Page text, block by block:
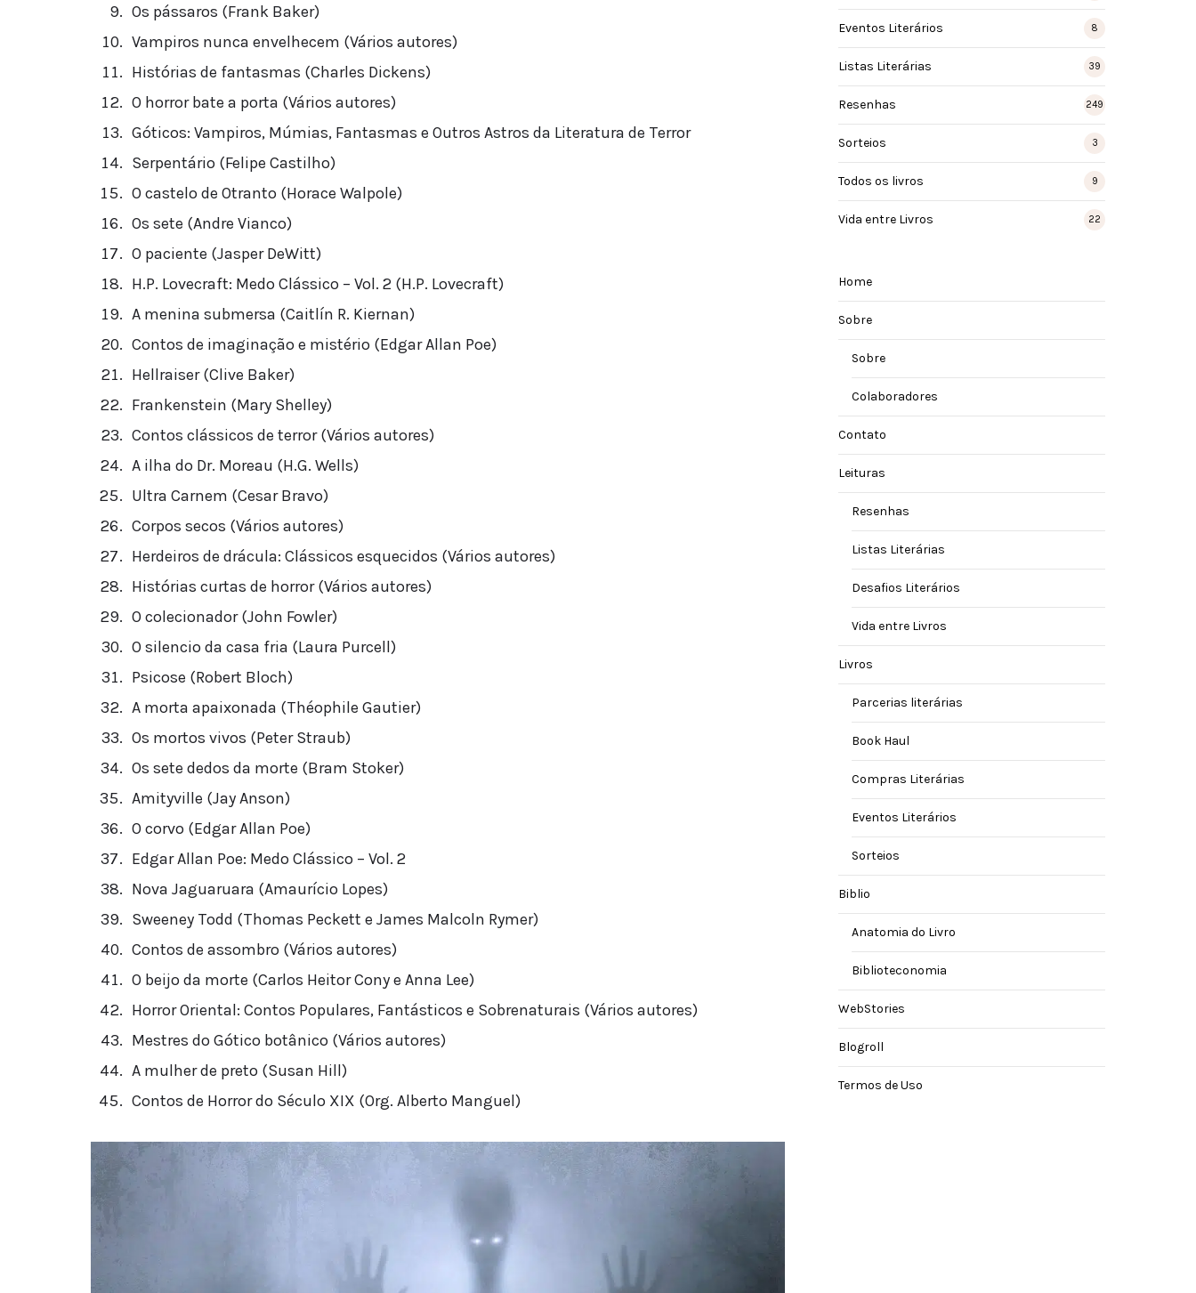
Os pássaros (Frank Baker)
Vampiros nunca envelhecem (Vários autores)
Histórias de fantasmas (Charles Dickens)
O horror bate a porta (Vários autores)
Góticos: Vampiros, Múmias, Fantasmas e Outros Astros da Literatura de Terror
Serpentário (Felipe Castilho)
O castelo de Otranto (Horace Walpole)
Os sete (Andre Vianco)
O paciente (Jasper DeWitt)
H.P. Lovecraft: Medo Clássico – Vol. 2 (H.P. Lovecraft)
A menina submersa (Caitlín R. Kiernan)
Contos de imaginação e mistério (Edgar Allan Poe)
Hellraiser (Clive Baker)
Frankenstein (Mary Shelley)
Contos clássicos de terror (Vários autores)
A ilha do Dr. Moreau (H.G. Wells)
Ultra Carnem (Cesar Bravo)
Corpos secos (Vários autores)
Herdeiros de drácula: Clássicos esquecidos (Vários autores)
Histórias curtas de horror (Vários autores)
O colecionador (John Fowler)
O silencio da casa fria (Laura Purcell)
Psicose (Robert Bloch)
A morta apaixonada (Théophile Gautier)
Os mortos vivos (Peter Straub)
Os sete dedos da morte (Bram Stoker)
Amityville (Jay Anson)
O corvo (Edgar Allan Poe)
Edgar Allan Poe: Medo Clássico – Vol. 2
Nova Jaguaruara (Amaurício Lopes)
Sweeney Todd (Thomas Peckett e James Malcoln Rymer)
Contos de assombro (Vários autores)
O beijo da morte (Carlos Heitor Cony e Anna Lee)
Horror Oriental: Contos Populares, Fantásticos e Sobrenaturais (Vários autores)
Mestres do Gótico botânico (Vários autores)
A mulher de preto (Susan Hill)
Contos de Horror do Século XIX (Org. Alberto Manguel)
Eventos Literários 8
Listas Literárias 39
Resenhas 249
Sorteios 3
Todos os livros 9
Vida entre Livros 22
Home
Sobre
Sobre
Colaboradores
Contato
Leituras
Resenhas
Listas Literárias
Desafios Literários
Vida entre Livros
Livros
Parcerias literárias
Book Haul
Compras Literárias
Eventos Literários
Sorteios
Biblio
Anatomia do Livro
Biblioteconomia
WebStories
Blogroll
Termos de Uso